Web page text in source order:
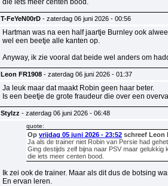
die iets meer centen bood.
T-FeYeN00rD - zaterdag 06 juni 2026 - 00:56
Hartman was na een half jaartje Burnley ook
wel een beetje alle kanten op.
Anyway, ik zie vooral dat beide wel anders om
Leon FR1908 - zaterdag 06 juni 2026 - 01:37
Ja leuk maar dat maakt Robin geen haar beter.
Is een beetje de grote fraudeur die over een
Stylzz - zaterdag 06 juni 2026 - 06:48
quote:
Op vrijdag 05 juni 2026 - 23:52 schreef Leon
Ja als de trainer niet Robin van Persie had
Ging destijds zelf bijna naar PSV maar gelukkig
die iets meer centen bood.
Ik zei ook de trainer. Maar als dit dus de botsing
En ervan leren.